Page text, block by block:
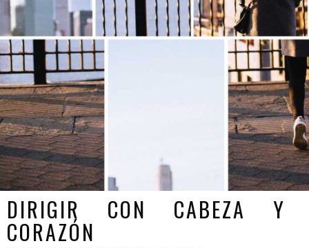
DIRIGIR CON CABEZA Y
CORAZÓN